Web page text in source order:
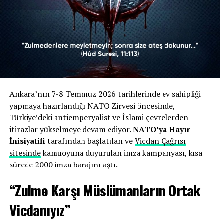
edilmiş, İsrail’in cesaretini bu emperyalist zırhtan
aldığı savunulmuştu.
Dini Referanslar:Hûd Suresi (11/113) ve Âl-i
İmrân Suresi (3/160) gibi Kur’an-ı Kerim
ayetlerine atıfta bulunularak, zulmedenlere
meyletmemenin dini bir sorumluluk olduğu
Zirveye Tepki:7-8 Temmuz tarihlerinde
Ankara’da gerçekleştirilen zirve “ihanet” olarak
nitelendirilmiş ve emperyalist güçlerin Türkiye
topraklarında ağırlanmasının kabul edilemez
olduğu belirtilmişti.
İnisiyatif üyeleri, sitenin kapatılmasının ardından hukuki
haklarını arayacaklarını belirtirken, karara Ankara 3.
Sulh Ceza Hâkimliği nezdinde itiraz edilmesi bekleniyor.
Ankara’nın 7-8 Temmuz 2026 tarihlerinde ev sahipliği
yapmaya hazırlandığı NATO Zirvesi öncesinde,
Türkiye’deki antiemperyalist ve İslami çevrelerden
itirazlar yükselmeye devam ediyor.NATO’ya Hayır
İnisiyatifitarafından başlatılan veVicdan Çağrısı
sitesindekamuoyuna duyurulan imza kampanyası, kısa
sürede 2000 imza barajını aştı.
“Zulme Karşı Müslümanların Ortak
Vicdanıyız”